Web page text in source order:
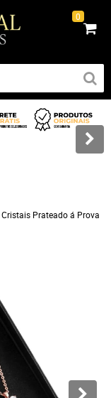
0
Prateado á Prova